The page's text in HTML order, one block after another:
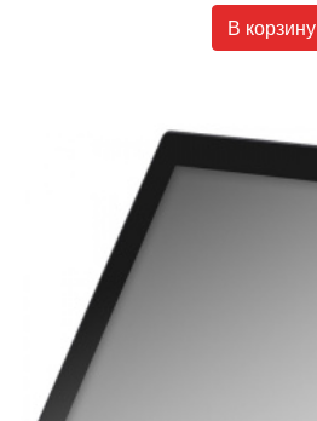
В корзину